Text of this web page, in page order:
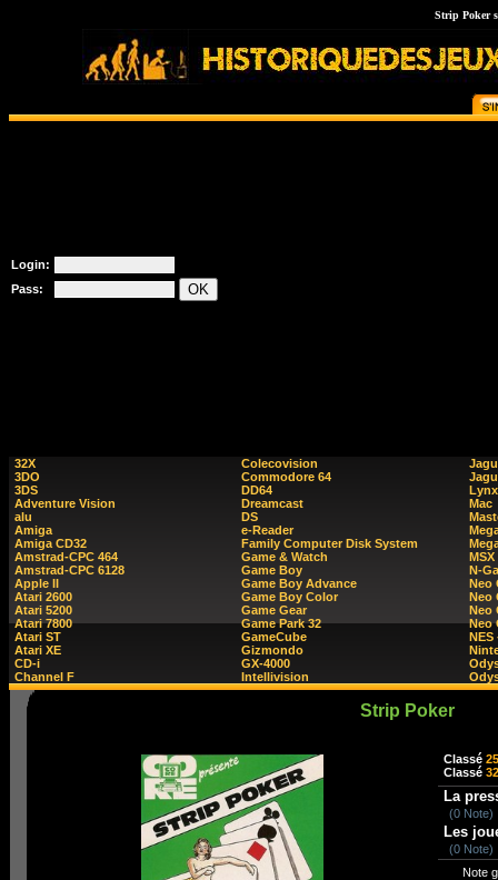
Strip Poker
Login:
Pass:
32X
3DO
3DS
Adventure Vision
alu
Amiga
Amiga CD32
Amstrad-CPC 464
Amstrad-CPC 6128
Apple II
Atari 2600
Atari 5200
Atari 7800
Atari ST
Atari XE
CD-i
Channel F
Colecovision
Commodore 64
DD64
Dreamcast
DS
e-Reader
Family Computer Disk System
Game & Watch
Game Boy
Game Boy Advance
Game Boy Color
Game Gear
Game Park 32
GameCube
Gizmondo
GX-4000
Intellivision
Lynx
Mac
MSX
N-
Neo
Neo
Neo
Neo
NES
Strip Poker
Classé
Classé
La
(0 Note)
Les
(0 Note)
Note